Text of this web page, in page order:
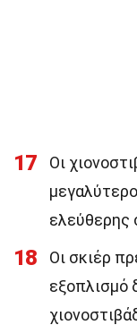
17
Οι
ελεύθερης
18
Οι σκιέρ
εξοπλισμό